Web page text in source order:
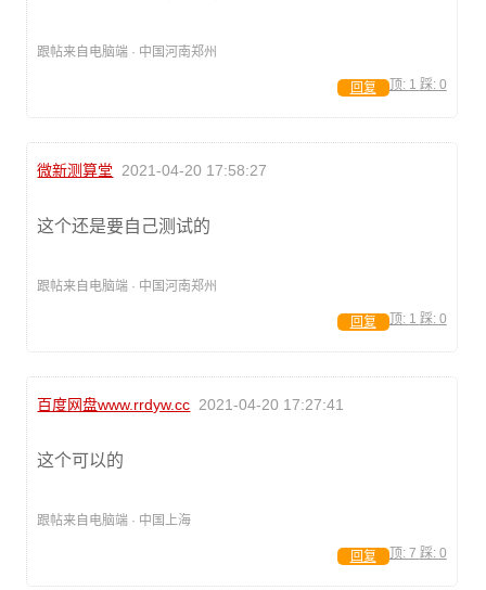
跟帖来自电脑端 · 中国河南郑州
顶: 1 踩: 0
回复
微新测算堂 2021-04-20 17:58:27
这个还是要自己测试的
跟帖来自电脑端 · 中国河南郑州
顶: 1 踩: 0
回复
百度网盘www.rrdyw.cc 2021-04-20 17:27:41
这个可以的
跟帖来自电脑端 · 中国上海
顶: 7 踩: 0
回复